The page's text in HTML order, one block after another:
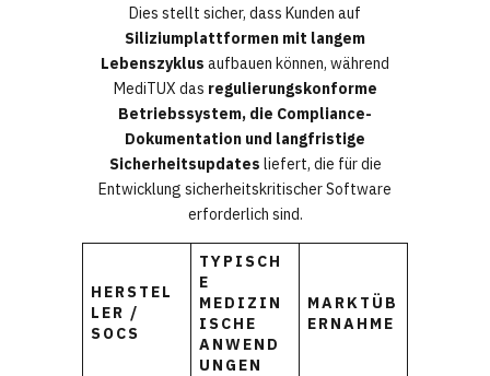
Dies stellt sicher, dass Kunden auf
Siliziumplattformen mit langem
Lebenszyklus aufbauen können, während
MediTUX das regulierungskonforme
Betriebssystem, die Compliance-
Dokumentation und langfristige
Sicherheitsupdates liefert, die für die
Entwicklung sicherheitskritischer Software
erforderlich sind.
HERSTEL
LER /
SOCS
TYPISCH
E
MEDIZIN
ISCHE
ANWEND
UNGEN
MARKTÜB
ERNAHME